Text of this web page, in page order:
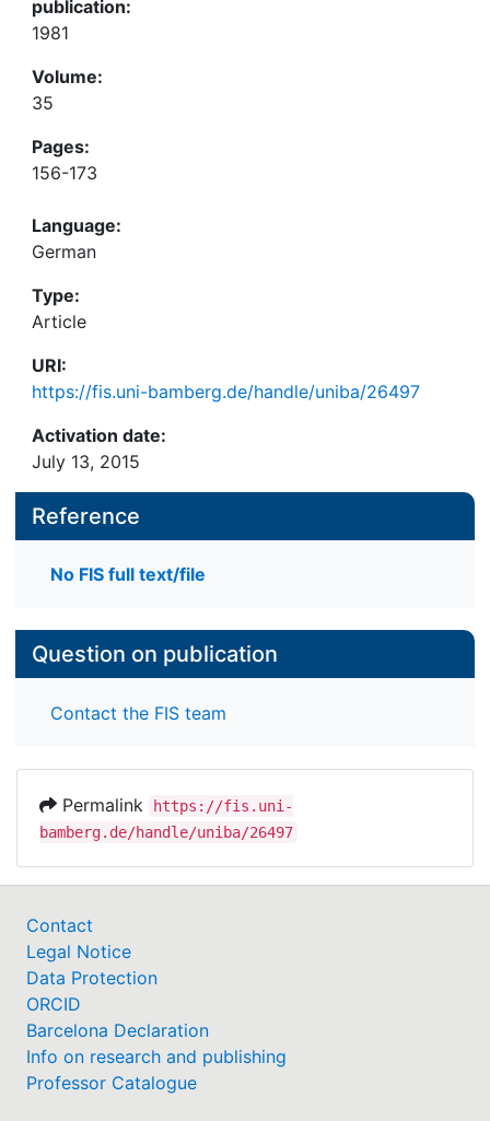
publication:
1981
Volume:
35
Pages:
156-173
Language:
German
Type:
Article
URI:
https://fis.uni-bamberg.de/handle/uniba/26497
Activation date:
July 13, 2015
Reference
No FIS full text/file
Question on publication
Contact the FIS team
Permalink
https://fis.uni-
bamberg.de/handle/uniba/26497
Contact
Legal Notice
Data Protection
ORCID
Barcelona Declaration
Info on research and publishing
Professor Catalogue